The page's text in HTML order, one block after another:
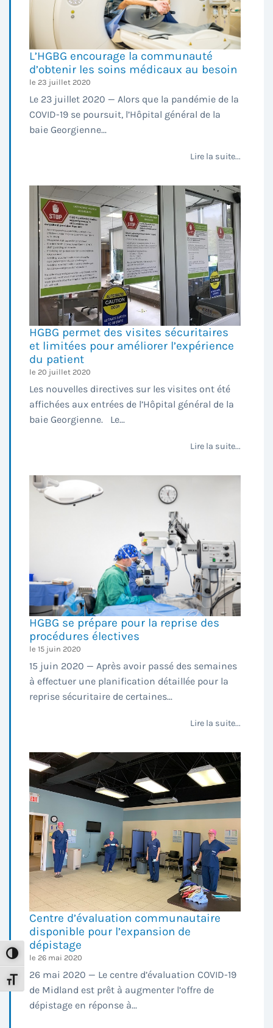
Toggle High Contrast
Toggle Font size
L’HGBG encourage la communauté
d’obtenir les soins médicaux au besoin
le 23 juillet 2020
Le 23 juillet 2020 — Alors que la pandémie de la
COVID-19 se poursuit, l’Hôpital général de la
baie Georgienne...
Lire la suite...
HGBG permet des visites sécuritaires
et limitées pour améliorer l’expérience
du patient
le 20 juillet 2020
Les nouvelles directives sur les visites ont été
affichées aux entrées de l’Hôpital général de la
baie Georgienne. Le...
Lire la suite...
HGBG se prépare pour la reprise des
procédures électives
le 15 juin 2020
15 juin 2020 — Après avoir passé des semaines
à effectuer une planification détaillée pour la
reprise sécuritaire de certaines...
Lire la suite...
Centre d’évaluation communautaire
disponible pour l’expansion de
dépistage
le 26 mai 2020
26 mai 2020 — Le centre d’évaluation COVID-19
de Midland est prêt à augmenter l’offre de
dépistage en réponse à...